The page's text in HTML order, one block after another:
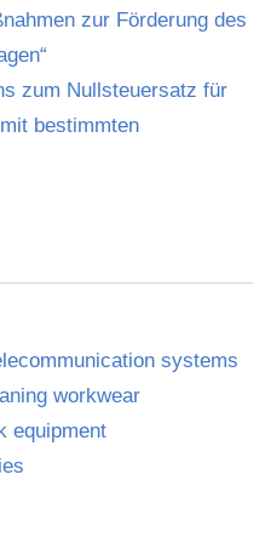
zur Förderung des
zum Nullsteuersatz für
bestimmten
systems
workwear
equipment